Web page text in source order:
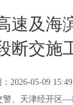
速及海
断交施
2026-05-09 15:49
警、天津经开区—